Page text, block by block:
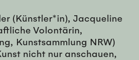
(Künstler*in), Jacqueline
Volontärin,
Kunstsammlung NRW)
nicht nur anschauen,